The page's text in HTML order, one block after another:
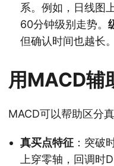
系。例如，日线图
60分钟级别走势。
但确认时间也越长。
用MACD辅
MACD可以帮助区分
真买点特征 ：突破
上穿零轴，回调时